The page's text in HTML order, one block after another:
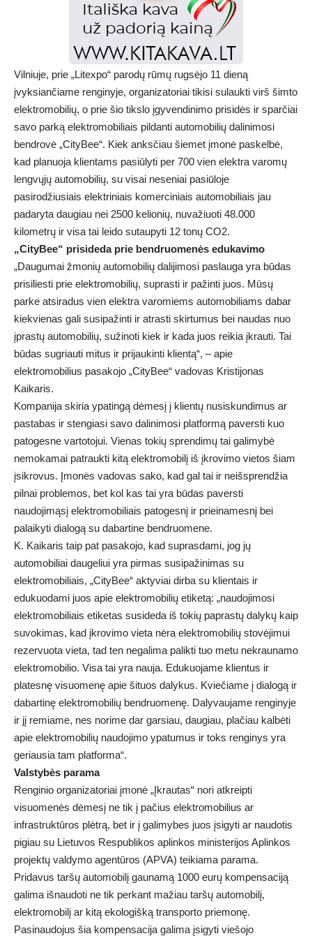
Vilniuje, prie „Litexpo“ parodų rūmų rugsėjo 11 dieną
įvyksiančiame renginyje, organizatoriai tikisi sulaukti virš šimto
elektromobilių, o prie šio tikslo įgyvendinimo prisidės ir sparčiai
savo parką elektromobiliais pildanti automobilių dalinimosi
bendrovė „CityBee“. Kiek anksčiau šiemet įmonė paskelbė,
kad planuoja klientams pasiūlyti per 700 vien elektra varomų
lengvųjų automobilių, su visai neseniai pasiūloje
pasirodžiusiais elektriniais komerciniais automobiliais jau
padaryta daugiau nei 2500 kelionių, nuvažiuoti 48.000
kilometrų ir visa tai leido sutaupyti 12 tonų CO2.
„CityBee“ prisideda prie bendruomenės edukavimo
„Daugumai žmonių automobilių dalijimosi paslauga yra būdas
prisiliesti prie elektromobilių, suprasti ir pažinti juos. Mūsų
parke atsiradus vien elektra varomiems automobiliams dabar
kiekvienas gali susipažinti ir atrasti skirtumus bei naudas nuo
įprastų automobilių, sužinoti kiek ir kada juos reikia įkrauti. Tai
būdas sugriauti mitus ir prijaukinti klientą“, – apie
elektromobilius pasakojo „CityBee“ vadovas Kristijonas
Kaikaris.
Kompanija skiria ypatingą dėmesį į klientų nusiskundimus ar
pastabas ir stengiasi savo dalinimosi platformą paversti kuo
patogesne vartotojui. Vienas tokių sprendimų tai galimybė
nemokamai patraukti kitą elektromobilį iš įkrovimo vietos šiam
įsikrovus. Įmonės vadovas sako, kad gal tai ir neišsprendžia
pilnai problemos, bet kol kas tai yra būdas paversti
naudojimąsį elektromobiliais patogesnį ir prieinamesnį bei
palaikyti dialogą su dabartine bendruomene.
K. Kaikaris taip pat pasakojo, kad suprasdami, jog jų
automobiliai daugeliui yra pirmas susipažinimas su
elektromobiliais, „CityBee“ aktyviai dirba su klientais ir
edukuodami juos apie elektromobilių etiketą: „naudojimosi
elektromobiliais etiketas susideda iš tokių paprastų dalykų kaip
suvokimas, kad įkrovimo vieta nėra elektromobilių stovėjimui
rezervuota vieta, tad ten negalima palikti tuo metu nekraunamo
elektromobilio. Visa tai yra nauja. Edukuojame klientus ir
platesnę visuomenę apie šituos dalykus. Kviečiame į dialogą ir
dabartinę elektromobilių bendruomenę. Dalyvaujame renginyje
ir jį remiame, nes norime dar garsiau, daugiau, plačiau kalbėti
apie elektromobilių naudojimo ypatumus ir toks renginys yra
geriausia tam platforma“.
Valstybės parama
Renginio organizatoriai įmonė „Įkrautas“ nori atkreipti
visuomenės dėmesį ne tik į pačius elektromobilius ar
infrastruktūros plėtrą, bet ir į galimybes juos įsigyti ar naudotis
pigiau su Lietuvos Respublikos aplinkos ministerijos Aplinkos
projektų valdymo agentūros (APVA) teikiama parama.
Pridavus taršų automobilį gaunamą 1000 eurų kompensaciją
galima išnaudoti ne tik perkant mažiau taršų automobilį,
elektromobilį ar kitą ekologišką transporto priemonę.
Pasinaudojus šia kompensacija galima įsigyti viešojo